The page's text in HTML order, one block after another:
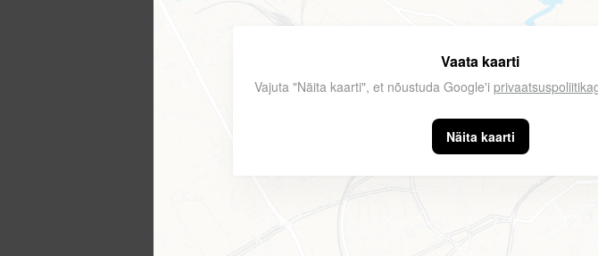
Vaata kaarti
Vajuta "Näita kaarti", et nõustuda Google'i
Näita kaarti